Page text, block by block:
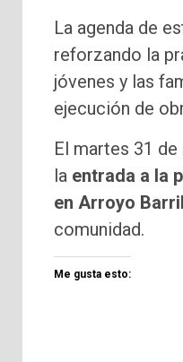
La agenda de
reforzando la
jóvenes y las
ejecución de
El martes 31 de
la entrada a la
en Arroyo Barril
comunidad.
Me gusta esto: